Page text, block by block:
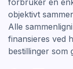
objektivt
Alle
finansieres ved
bestillinger som